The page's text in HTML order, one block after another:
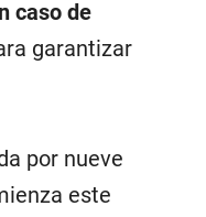
caso de
garantizar
por nueve
este